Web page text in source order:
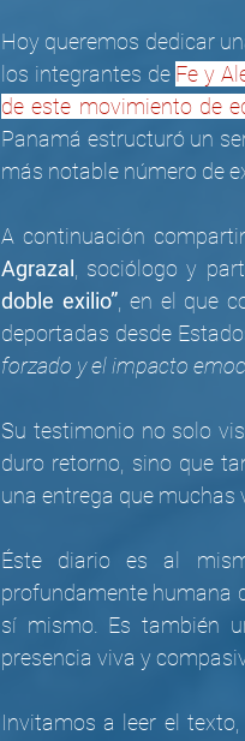
Hoy queremos dedicar
los integrantes de Fe y
de este movimiento de
Panamá estructuró un
más notable número de
A continuación
Agrazal
, sociólogo y
doble exilio”, en el que
deportadas desde
forzado y el impacto
Su testimonio no solo
duro retorno, sino que
una entrega que muchas
Éste diario es al
profundamente humana
sí mismo. Es también
presencia viva y
Invitamos a leer el